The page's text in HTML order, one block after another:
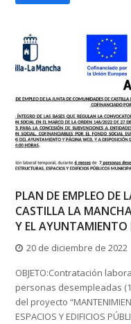
PLAN DE EMPLEO DE
CASTILLA LA
Y EL AYUNTAMIENTO
20 de diciembre de 2022
OBJETO:Contratación
personas desempleadas
del proyecto
ESPACIOS Y EDIFICIOS